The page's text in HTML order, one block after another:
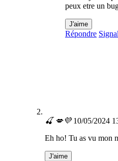
peux etre un
J'aime
Répondre
🍒 💋💜 10/05/2024
Eh ho! Tu as vu mon
J'aime